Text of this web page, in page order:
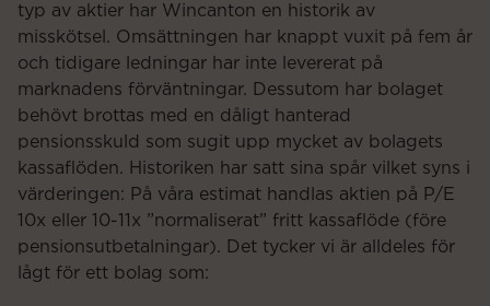
typ av aktier har Wincanton en historik av
misskötsel. Omsättningen har knappt vuxit på fem år
och tidigare ledningar har inte levererat på
marknadens förväntningar. Dessutom har bolaget
behövt brottas med en dåligt hanterad
pensionsskuld som sugit upp mycket av bolagets
kassaflöden. Historiken har satt sina spår vilket syns i
värderingen: På våra estimat handlas aktien på P/E
10x eller 10-11x ”normaliserat” fritt kassaflöde (före
pensionsutbetalningar). Det tycker vi är alldeles för
lågt för ett bolag som: